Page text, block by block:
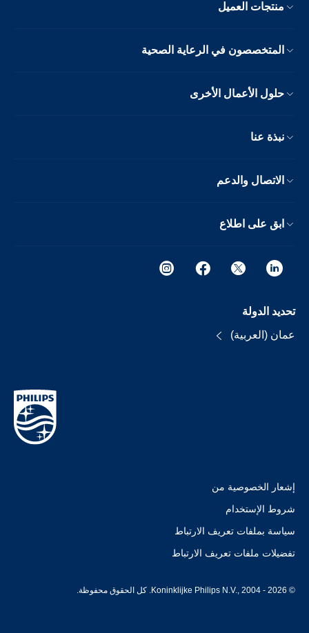
منتجات العميل
المتخصصون في الرعاية الصحية
حلول الأعمال الأخرى
نبذة عنا
الاتصال والدعم
ابق على اطلاع
تحديد الدولة
عمان (العربية)
إشعار الخصوصية من
شروط الإستخدام
سياسة بملفات تعريف الارتباط
تفضيلات ملفات تعريف الارتباط
© Koninklijke Philips N.V., 2004 - 2026. كل الحقوق محفوظة.